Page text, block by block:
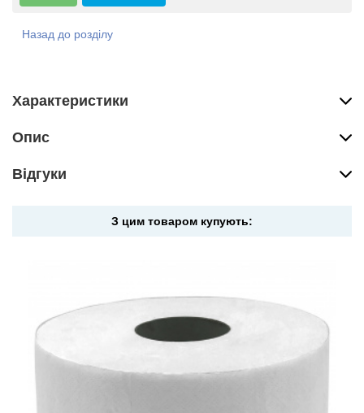
Назад до розділу
Характеристики
Опис
Вiдгуки
З цим товаром купують: